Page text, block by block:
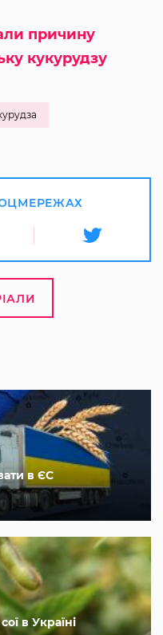
причину
кукурудзу
в ЄС
в Україні